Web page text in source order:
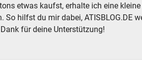
etwas kaufst, erhalte ich eine
So hilfst du mir dabei, ATISBLOG.DE
für deine Unterstützung!